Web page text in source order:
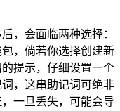
，会面临两种选择：
，倘若你选择创建新
提示，仔细设置一个
，这串助记词可绝非
一旦丢失，可能会导